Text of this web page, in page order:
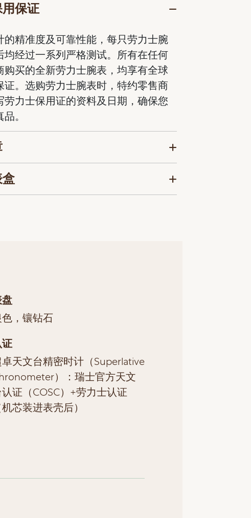
保证
的精准度及可靠性能，每只劳力士腕
均经过一系列严格测试。所有在任何
购买的全新劳力士腕表，均享有全球
证。选购劳力士腕表时，特约零售商
劳力士保用证的资料及日期，确保您
。
，镶钻石
卓天文台精密时计（Superlative
）：瑞士官方天文
认证（COSC）+劳力士认证
机芯装进表壳后）